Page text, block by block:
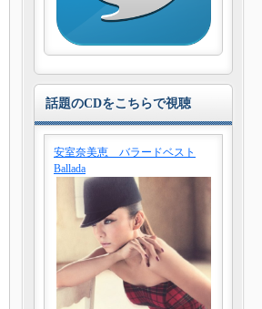
話題のCDをこちらで視聴
安室奈美恵 バラードベスト
Ballada